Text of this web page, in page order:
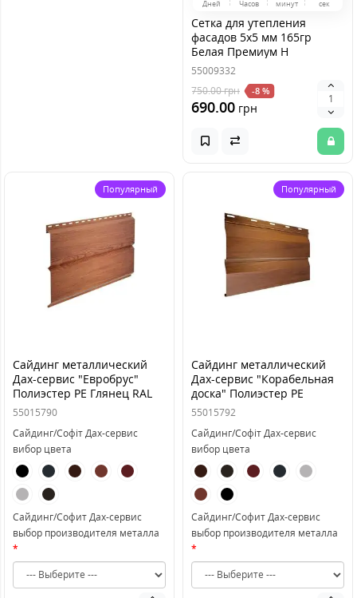
Дней Часов минут сек
Сетка для утепления
фасадов 5х5 мм 165гр
Белая Премиум Н
55009332
750.00грн -8 %
690.00 грн
Популярный
Сайдинг металлический
Дах-сервис "Евробрус"
Полиэстер PE Глянец RAL
55015790
Сайдинг/Софіт Дах-сервис
вибор цвета
Сайдинг/Софит Дах-сервис
выбор производителя металла
Популярный
Сайдинг металлический
Дах-сервис "Корабельная
доска" Полиэстер PE
глянец RAL
55015792
Сайдинг/Софіт Дах-сервис
вибор цвета
Сайдинг/Софит Дах-сервис
выбор производителя металла